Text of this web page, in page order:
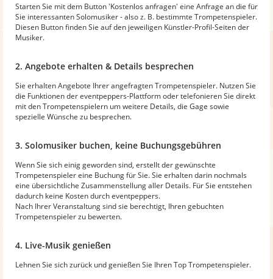
Starten Sie mit dem Button 'Kostenlos anfragen' eine Anfrage an die für
Sie interessanten Solomusiker - also z. B. bestimmte Trompetenspieler.
Diesen Button finden Sie auf den jeweiligen Künstler-Profil-Seiten der
Musiker.
2. Angebote erhalten & Details besprechen
Sie erhalten Angebote Ihrer angefragten Trompetenspieler. Nutzen Sie
die Funktionen der eventpeppers-Plattform oder telefonieren Sie direkt
mit den Trompetenspielern um weitere Details, die Gage sowie
spezielle Wünsche zu besprechen.
3. Solomusiker buchen, keine Buchungsgebühren
Wenn Sie sich einig geworden sind, erstellt der gewünschte
Trompetenspieler eine Buchung für Sie. Sie erhalten darin nochmals
eine übersichtliche Zusammenstellung aller Details. Für Sie entstehen
dadurch keine Kosten durch eventpeppers.
Nach Ihrer Veranstaltung sind sie berechtigt, Ihren gebuchten
Trompetenspieler zu bewerten.
4. Live-Musik genießen
Lehnen Sie sich zurück und genießen Sie Ihren Top Trompetenspieler.